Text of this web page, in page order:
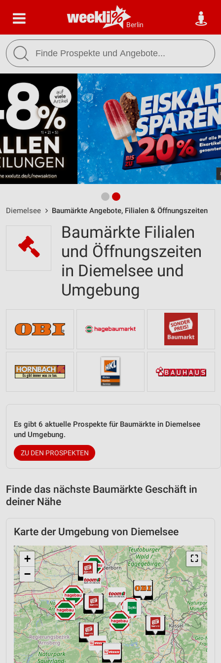
Berlin
Diemelsee Baumärkte Angebote, Filialen & Öffnungszeiten
Baumärkte Filialen
und Öffnungszeiten
in Diemelsee und
Umgebung
Es gibt 6 aktuelle Prospekte für Baumärkte in Diemelsee
und Umgebung.
ZU DEN PROSPEKTEN
Finde das nächste Baumärkte Geschäft in
deiner Nähe
Karte der Umgebung von Diemelsee
⛶
+
−